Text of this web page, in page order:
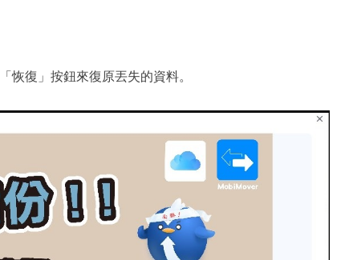
恢復」按鈕來復原丟失的資料。